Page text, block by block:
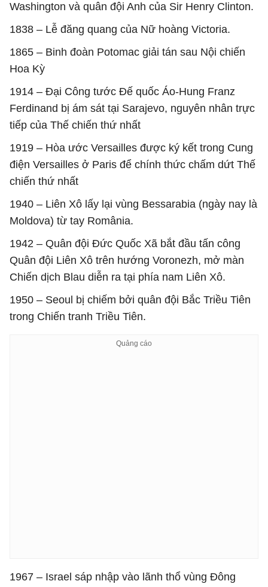
Washington và quân đội Anh của Sir Henry Clinton.
1838 – Lễ đăng quang của Nữ hoàng Victoria.
1865 – Binh đoàn Potomac giải tán sau Nội chiến
Hoa Kỳ
1914 – Đại Công tước Đế quốc Áo-Hung Franz
Ferdinand bị ám sát tại Sarajevo, nguyên nhân trực
tiếp của Thế chiến thứ nhất
1919 – Hòa ước Versailles được ký kết trong Cung
điện Versailles ở Paris để chính thức chấm dứt Thế
chiến thứ nhất
1940 – Liên Xô lấy lại vùng Bessarabia (ngày nay là
Moldova) từ tay România.
1942 – Quân đội Đức Quốc Xã bắt đầu tấn công
Quân đội Liên Xô trên hướng Voronezh, mở màn
Chiến dịch Blau diễn ra tại phía nam Liên Xô.
1950 – Seoul bị chiếm bởi quân đội Bắc Triều Tiên
trong Chiến tranh Triều Tiên.
1967 – Israel sáp nhập vào lãnh thổ vùng Đông